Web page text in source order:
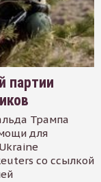
партии
Трампа
для
со ссылкой